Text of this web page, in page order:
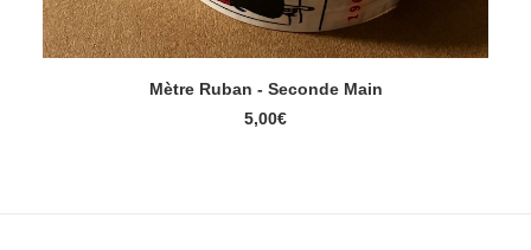
Mètre Ruban - Seconde Main
5,00€